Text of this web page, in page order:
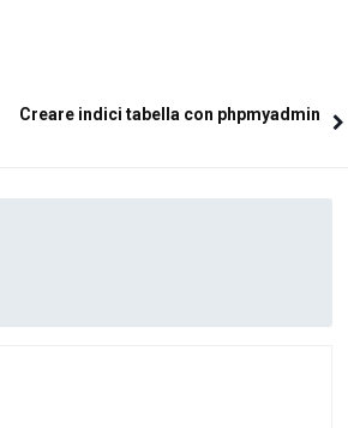
Creare indici tabella con phpmyadmin